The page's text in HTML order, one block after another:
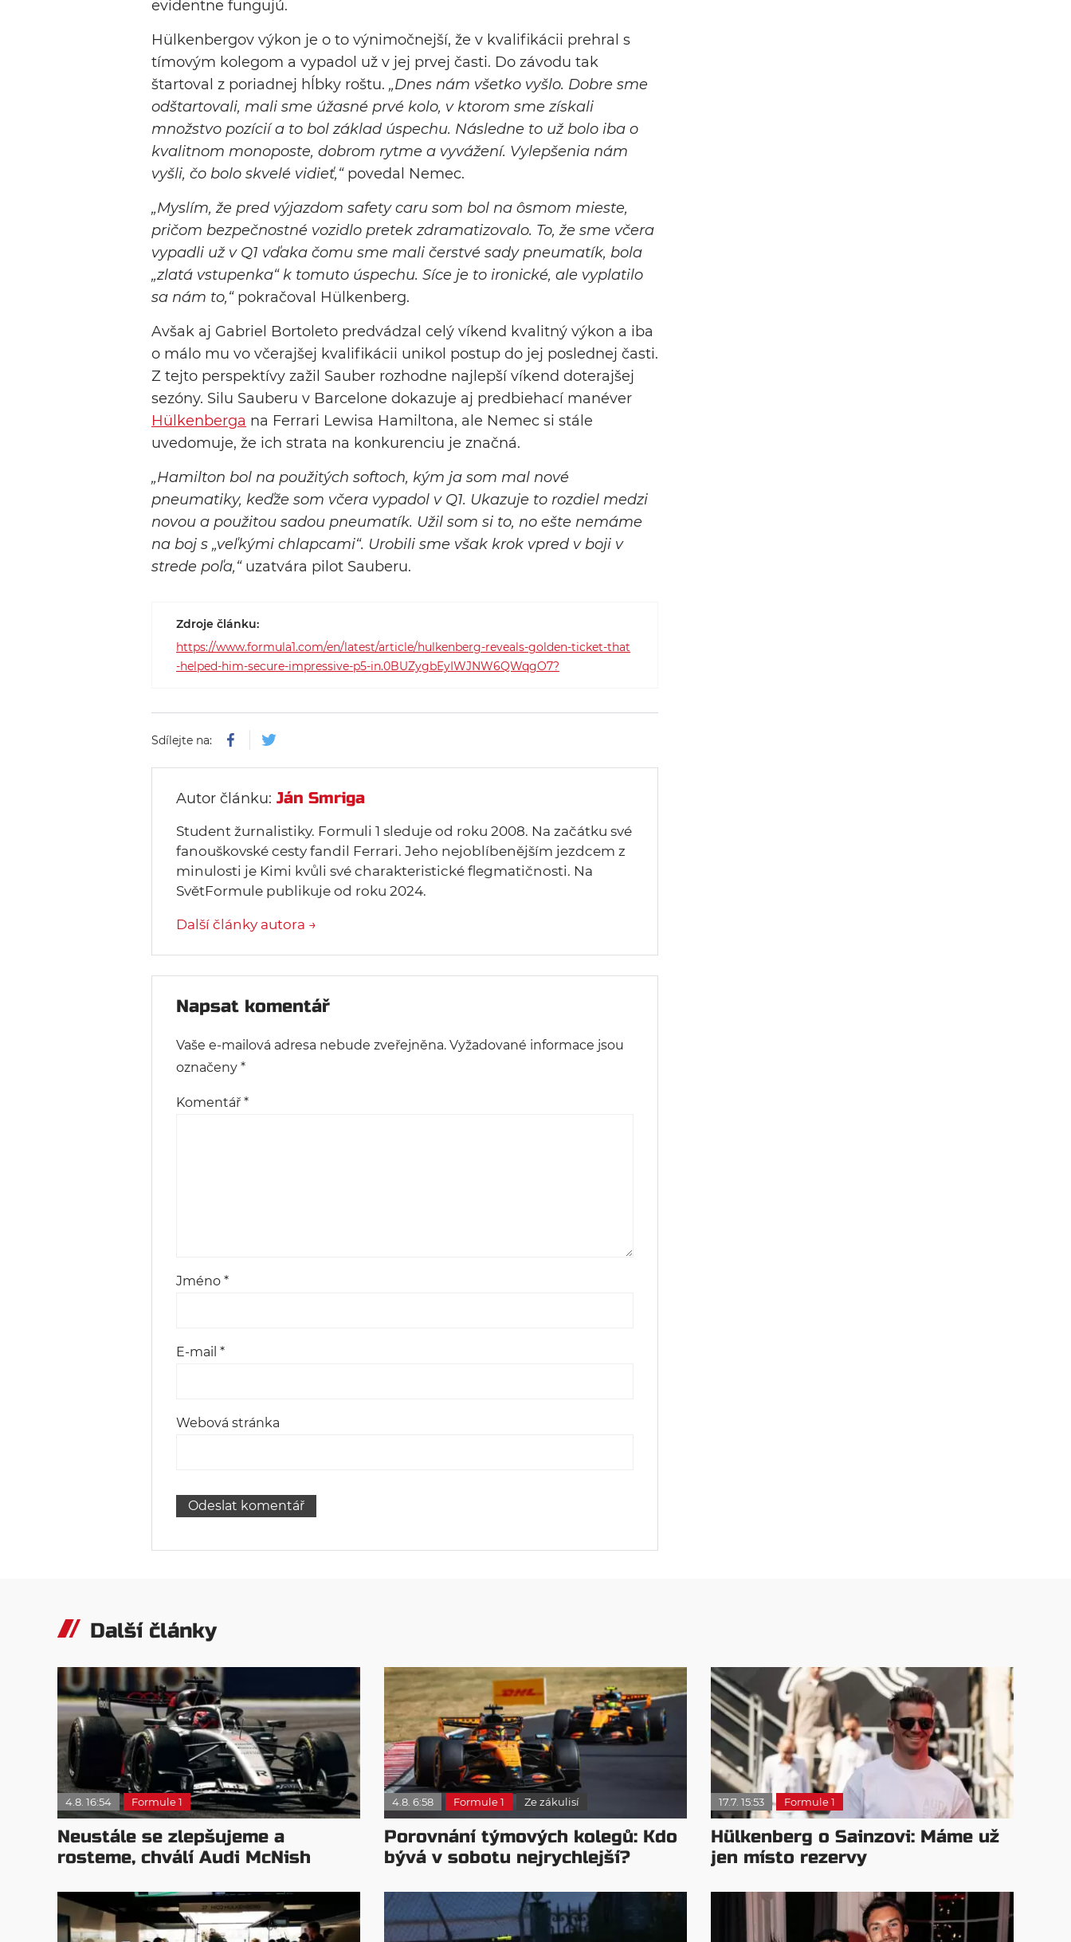
evidentne fungujú.
Hülkenbergov výkon je o to výnimočnejší, že v kvalifikácii prehral s
tímovým kolegom a vypadol už v jej prvej časti. Do závodu tak
štartoval z poriadnej hĺbky roštu. „Dnes nám všetko vyšlo. Dobre sme
odštartovali, mali sme úžasné prvé kolo, v ktorom sme získali
množstvo pozícií a to bol základ úspechu. Následne to už bolo iba o
kvalitnom monoposte, dobrom rytme a vyvážení. Vylepšenia nám
vyšli, čo bolo skvelé vidieť,“povedal Nemec.
„Myslím, že pred výjazdom safety caru som bol na ôsmom mieste,
pričom bezpečnostné vozidlo pretek zdramatizovalo. To, že sme včera
vypadli už v Q1 vďaka čomu sme mali čerstvé sady pneumatík, bola
„zlatá vstupenka“ k tomuto úspechu. Síce je to ironické, ale vyplatilo
sa nám to,“pokračoval Hülkenberg.
Avšak aj Gabriel Bortoleto predvádzal celý víkend kvalitný výkon a iba
o málo mu vo včerajšej kvalifikácii unikol postup do jej poslednej časti.
Z tejto perspektívy zažil Sauber rozhodne najlepší víkend doterajšej
sezóny. Silu Sauberu v Barcelone dokazuje aj predbiehací manéver
Hülkenberga na Ferrari Lewisa Hamiltona, ale Nemec si stále
uvedomuje, že ich strata na konkurenciu je značná.
„Hamilton bol na použitých softoch, kým ja som mal nové
pneumatiky, keďže som včera vypadol v Q1. Ukazuje to rozdiel medzi
novou a použitou sadou pneumatík. Užil som si to, no ešte nemáme
na boj s „veľkými chlapcami“. Urobili sme však krok vpred v boji v
strede poľa,“ uzatvára pilot Sauberu.
Zdroje článku:
https://www.formula1.com/en/latest/article/hulkenberg-reveals-golden-ticket-that
-helped-him-secure-impressive-p5-in.0BUZygbEyIWJNW6QWqgO7?
Sdílejte na:
Autor článku: Ján Smriga
Student žurnalistiky. Formuli 1 sleduje od roku 2008. Na začátku své
fanouškovské cesty fandil Ferrari. Jeho nejoblíbenějším jezdcem z
minulosti je Kimi kvůli své charakteristické flegmatičnosti. Na
SvětFormule publikuje od roku 2024.
Další články autora →
Napsat komentář
Vaše e-mailová adresa nebude zveřejněna. Vyžadované informace jsou
označeny *
Komentář *
Jméno *
E-mail *
Webová stránka
Další články
4.8. 16:54 Formule 1
Neustále se zlepšujeme a
rosteme, chválí Audi McNish
4.8. 6:58 Formule 1 Ze zákulisí
Porovnání týmových kolegů: Kdo
bývá v sobotu nejrychlejší?
17.7. 15:53 Formule 1
Hülkenberg o Sainzovi: Máme už
jen místo rezervy